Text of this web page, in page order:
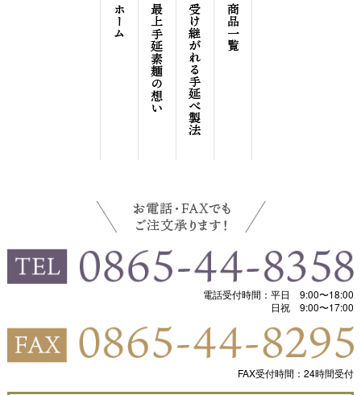
電話受付時間：平日 9:00〜18:00
日祝 9:00〜17:00
FAX受付時間：24時間受付